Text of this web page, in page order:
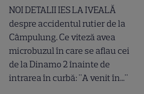
NOI DETALII IES LA IVEALĂ
despre accidentul rutier de la
Câmpulung. Ce viteză avea
microbuzul în care se aflau cei
de la Dinamo 2 înainte de
intrarea în curbă: "A venit în..."